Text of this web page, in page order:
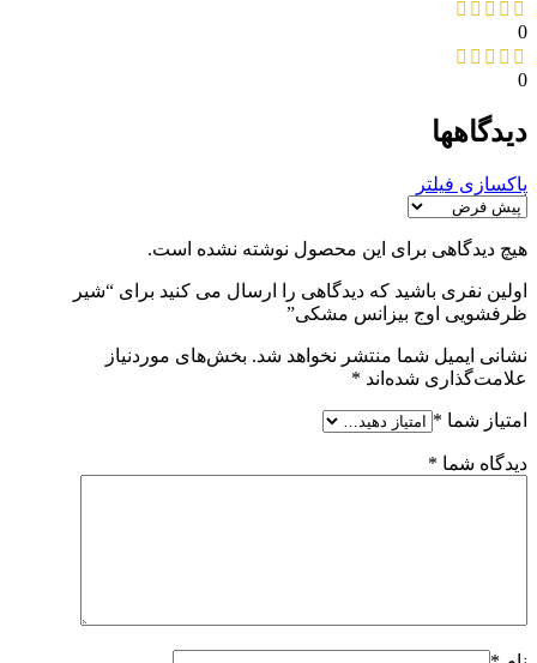
0
0
دیدگاهها
پاکسازی فیلتر
هیچ دیدگاهی برای این محصول نوشته نشده است.
اولین نفری باشید که دیدگاهی را ارسال می کنید برای “شیر
ظرفشویی اوج بیزانس مشکی”
نشانی ایمیل شما منتشر نخواهد شد. بخش‌های موردنیاز
علامت‌گذاری شده‌اند *
امتیاز شما *
دیدگاه شما *